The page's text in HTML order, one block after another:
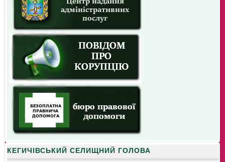
КЕГИЧІВСЬКИЙ СЕЛИЩНИЙ ГОЛОВА